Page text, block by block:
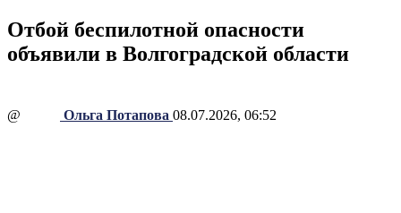
Отбой беспилотной опасности
объявили в Волгоградской области
@ Ольга Потапова 08.07.2026, 06:52